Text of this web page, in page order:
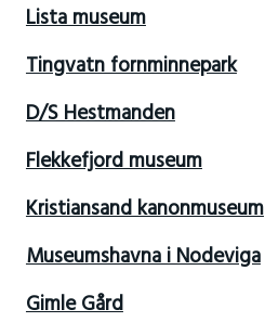
Lista museum
Tingvatn fornminnepark
D/S Hestmanden
Flekkefjord museum
Kristiansand kanonmuseum
Museumshavna i Nodeviga
Gimle Gård